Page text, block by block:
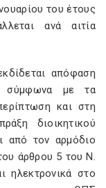
του έτους
ανά αιτία
απόφαση
σύμφωνα με τα
και στη
διοικητικού
από τον αρμόδιο
άρθρου 5 του Ν.
ηλεκτρονικά στο